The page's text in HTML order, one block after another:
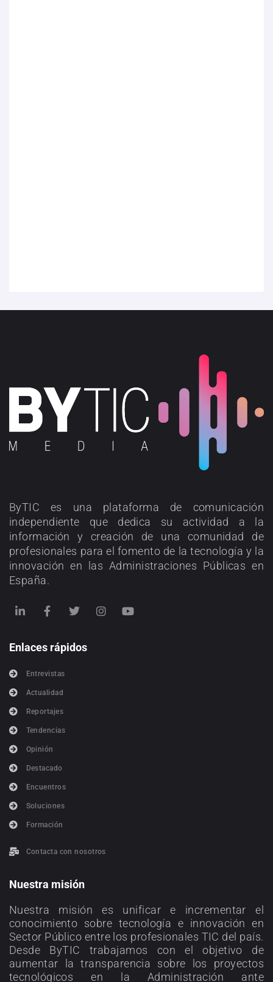
ByTIC es una plataforma de comunicación
independiente que dedica su actividad a la
información y creación de una comunidad de
profesionales para el fomento de la tecnología y la
innovación en las Administraciones Públicas en
España.
Enlaces rápidos
Entrevistas
Actualidad
Reportajes
Tendencias
Opinión
Destacado
Encuentros
Soluciones
Formación
Contacta con nosotros
Nuestra misión
Nuestra misión es unificar e incrementar el
conocimiento sobre tecnología e innovación en
Sector Público entre los profesionales TIC del país.
Desde ByTIC trabajamos con el objetivo de
aumentar la transparencia sobre los proyectos
tecnológicos en la Administración ante